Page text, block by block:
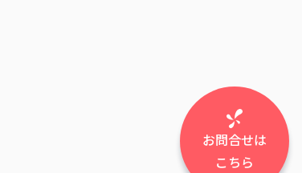
お問合せは
こちら